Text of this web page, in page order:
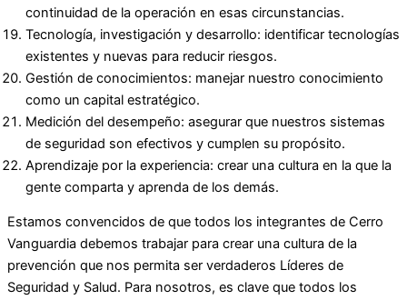
continuidad de la operación en esas circunstancias.
Tecnología, investigación y desarrollo: identificar tecnologías
existentes y nuevas para reducir riesgos.
Gestión de conocimientos: manejar nuestro conocimiento
como un capital estratégico.
Medición del desempeño: asegurar que nuestros sistemas
de seguridad son efectivos y cumplen su propósito.
Aprendizaje por la experiencia: crear una cultura en la que la
gente comparta y aprenda de los demás.
Estamos convencidos de que todos los integrantes de Cerro
Vanguardia debemos trabajar para crear una cultura de la
prevención que nos permita ser verdaderos Líderes de
Seguridad y Salud. Para nosotros, es clave que todos los